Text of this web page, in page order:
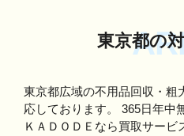
東京都の
東京都広域の不用品回収・粗
応しております。
365日年中
ＫＡＤＯＤＥなら買取サービ